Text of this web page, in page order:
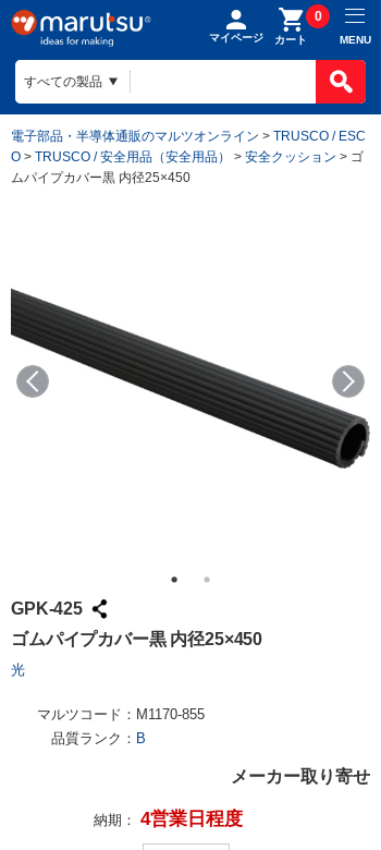
マイページ カート
0
MENU
電子部品・半導体通販のマルツオンライン > TRUSCO / ESC
O > TRUSCO / 安全用品（安全用品） > 安全クッション > ゴ
ムパイプカバー黒 内径25×450
GPK-425
ゴムパイプカバー黒 内径25×450
光
マルツコード： M1170-855
品質ランク： B
メーカー取り寄せ
納期： 4営業日程度